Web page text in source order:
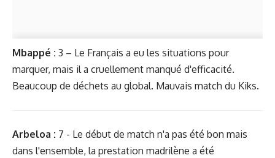
Mbappé : 3 – Le Français a eu les situations pour
marquer, mais il a cruellement manqué d'efficacité.
Beaucoup de déchets au global. Mauvais match du Kiks.
Arbeloa : 7 - Le début de match n'a pas été bon mais
dans l'ensemble, la prestation madrilène a été